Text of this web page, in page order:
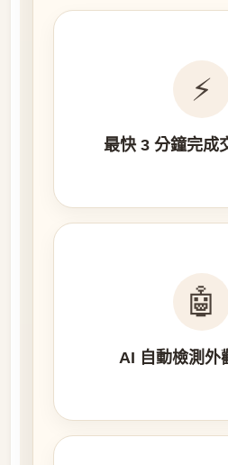
⚡
最快 3 分鐘完成
🤖
AI 自動檢測外